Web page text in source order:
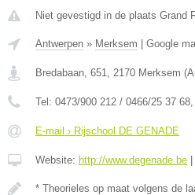
Niet gevestigd in de plaats Grand
Antwerpen » Merksem Google
Bredabaan, 651, 2170 Merksem (
Tel: 0473/900 212 / 0466/25 37 68
E-mail › Rijschool DE GENADE
Website: http://www.degenade.be
* Theorieles op maat volgens de